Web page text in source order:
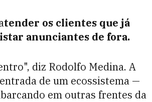
tender os clientes que já
anunciantes de fora.
diz Rodolfo Medina. A
de um ecossistema —
em outras frentes da